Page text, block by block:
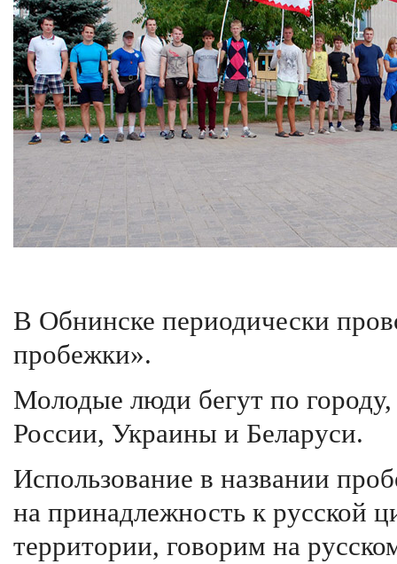
В Обнинске периодически
пробежки».
Молодые люди бегут по
России, Украины и Беларуси.
Использование в названии
на принадлежность к русской
территории, говорим на